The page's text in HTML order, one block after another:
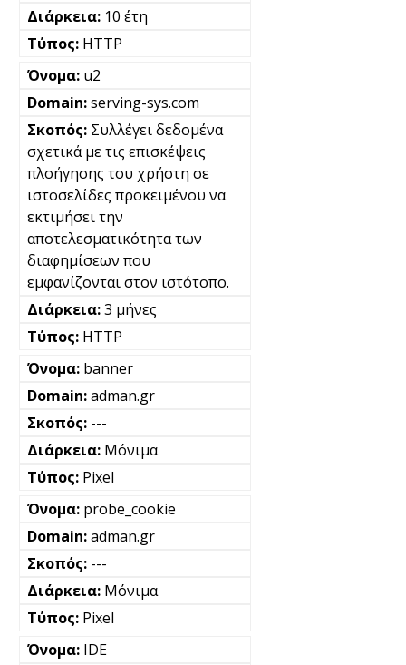
10 έτη
HTTP
u2
serving-sys.com
Συλλέγει δεδομένα
σχετικά με τις επισκέψεις
πλοήγησης του χρήστη σε
ιστοσελίδες προκειμένου να
εκτιμήσει την
αποτελεσματικότητα των
διαφημίσεων που
εμφανίζονται στον ιστότοπο.
3 μήνες
HTTP
banner
adman.gr
---
Μόνιμα
Pixel
probe_cookie
adman.gr
---
Μόνιμα
Pixel
IDE